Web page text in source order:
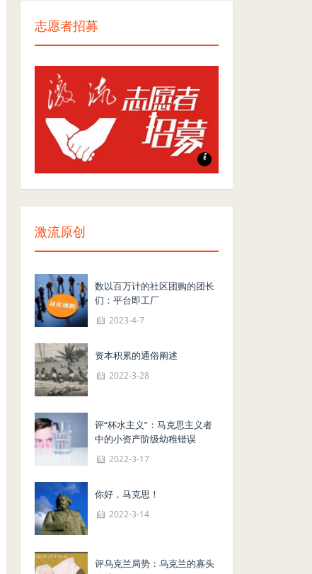
志愿者招募
志愿者招募
激流原创
数以百万计的社区团购的团长
们：平台即工厂
2023-4-7
资本积累的通俗阐述
2022-3-28
评“杯水主义”：马克思主义者
中的小资产阶级幼稚错误
2022-3-17
你好，马克思！
2022-3-14
评乌克兰局势：乌克兰的寡头